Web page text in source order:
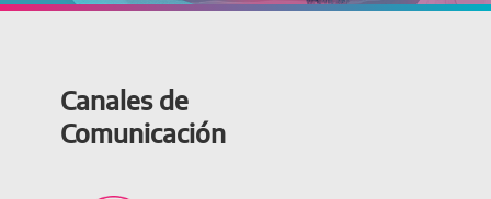
Canales de
Comunicación